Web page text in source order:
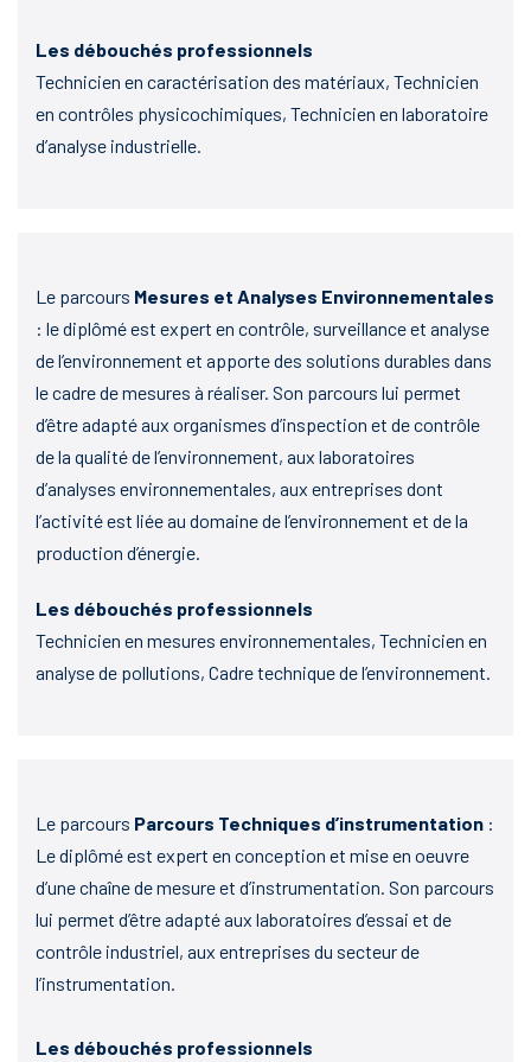
Les débouchés professionnels
Technicien en caractérisation des matériaux, Technicien
en contrôles physicochimiques, Technicien en laboratoire
d’analyse industrielle.
Le parcours Mesures et Analyses Environnementales
: le diplômé est expert en contrôle, surveillance et analyse
de l’environnement et apporte des solutions durables dans
le cadre de mesures à réaliser. Son parcours lui permet
d’être adapté aux organismes d’inspection et de contrôle
de la qualité de l’environnement, aux laboratoires
d’analyses environnementales, aux entreprises dont
l’activité est liée au domaine de l’environnement et de la
production d’énergie.
Les débouchés professionnels
Technicien en mesures environnementales, Technicien en
analyse de pollutions, Cadre technique de l’environnement.
Le parcours Parcours Techniques d’instrumentation :
Le diplômé est expert en conception et mise en oeuvre
d’une chaîne de mesure et d’instrumentation. Son parcours
lui permet d’être adapté aux laboratoires d’essai et de
contrôle industriel, aux entreprises du secteur de
l’instrumentation.
Les débouchés professionnels